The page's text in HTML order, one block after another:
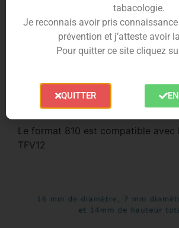
Le style américain du
viendra parfaire le style de
électronique.
teintes de pépite et de vert, clin
dollars.
Le format 810 est compatible avec
TFV12
tabacologie.
Je reconnais avoir pris
prévention et j’atteste avoir
Pour quitter ce site cliquez
QUITTER